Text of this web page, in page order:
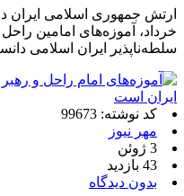
خرداد، آموزه‌های امامین
سلطه‌ناپذیر ایران اسلامی
کد نوشته: 99673
مهر نیوز
3 ژوئن
43 بازدید
بدون دیدگاه